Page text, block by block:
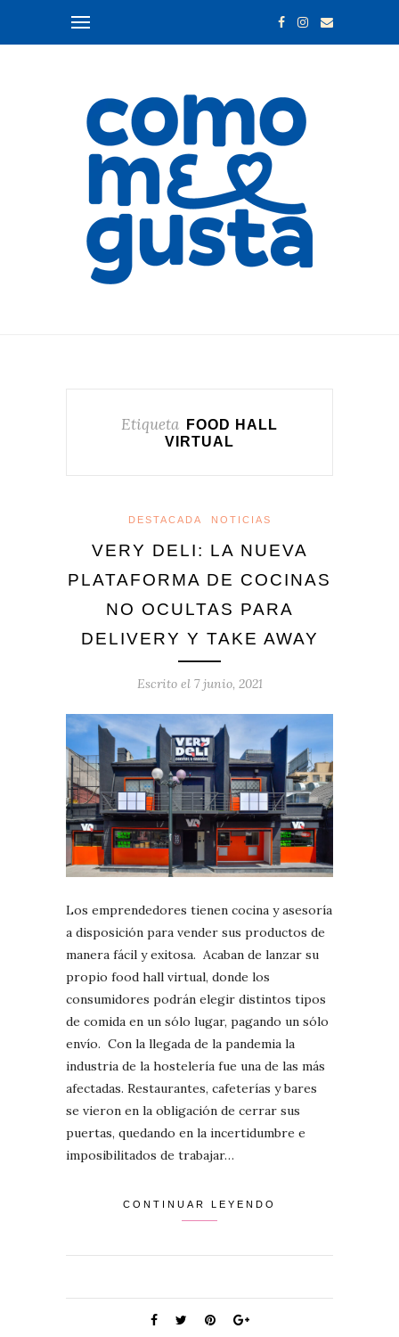
Etiqueta
FOOD HALL
VIRTUAL
DESTACADA NOTICIAS
VERY DELI: LA NUEVA
PLATAFORMA DE COCINAS
NO OCULTAS PARA
DELIVERY Y TAKE AWAY
Escrito el 7 junio, 2021
Los emprendedores tienen cocina y asesoría
a disposición para vender sus productos de
manera fácil y exitosa. Acaban de lanzar su
propio food hall virtual, donde los
consumidores podrán elegir distintos tipos
de comida en un sólo lugar, pagando un sólo
envío. Con la llegada de la pandemia la
industria de la hostelería fue una de las más
afectadas. Restaurantes, cafeterías y bares
se vieron en la obligación de cerrar sus
puertas, quedando en la incertidumbre e
imposibilitados de trabajar…
CONTINUAR LEYENDO